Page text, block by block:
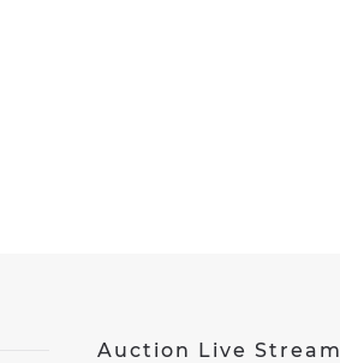
Auction Live Stream